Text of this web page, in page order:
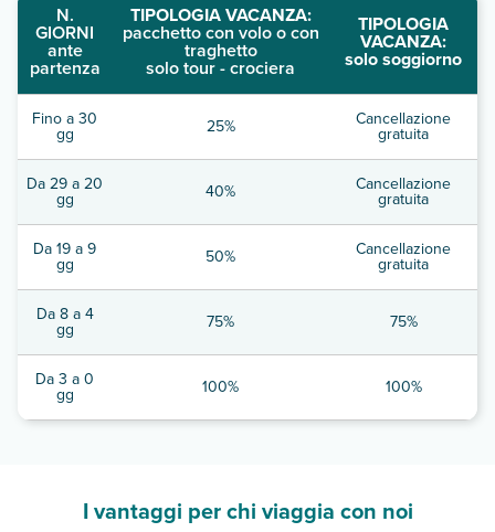
N.
GIORNI
ante
partenza
TIPOLOGIA VACANZA:
pacchetto con volo o con
traghetto
solo tour - crociera
TIPOLOGIA
VACANZA:
solo soggiorno
Fino a 30
gg 25% Cancellazione
gratuita
Da 29 a 20
gg 40% Cancellazione
gratuita
Da 19 a 9
gg 50% Cancellazione
gratuita
Da 8 a 4
gg 75% 75%
Da 3 a 0
gg 100% 100%
I vantaggi per chi viaggia con noi